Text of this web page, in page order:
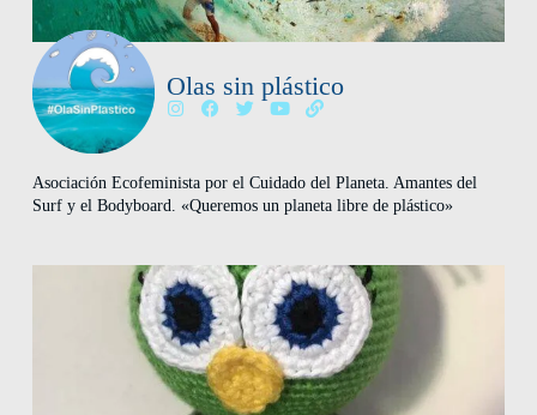
Olas sin plástico
Asociación Ecofeminista por el Cuidado del Planeta. Amantes del
Surf y el Bodyboard. «Queremos un planeta libre de plástico»